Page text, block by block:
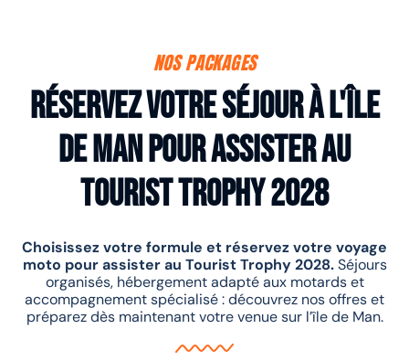
NOS PACKAGES
Réservez votre séjour à l'île
de Man pour assister au
Tourist Trophy 2028
Choisissez votre formule et réservez votre voyage
moto pour assister au Tourist Trophy 2028.Séjours
organisés, hébergement adapté aux motards et
accompagnement spécialisé : découvrez nos offres et
préparez dès maintenant votre venue sur l’île de Man.